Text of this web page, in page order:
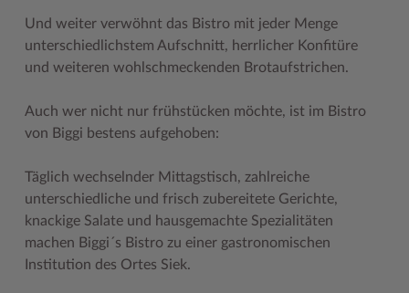
Zuständigkeitsfinder SH ↗
Stormarninfo
Termine
Ukrainehilfe
Woche der Seelischen Gesundheit
#MeinStormarn
Karrieretag
Wappen und Geschichte
Wappenrolle
Was ist ein Kreis?
Zahlen, Daten, Fakten
Vereine und Gruppen
Wälder und Moore
Und weiter verwöhnt das Bistro mit jeder Menge
unterschiedlichstem Aufschnitt, herrlicher Konfitüre
und weiteren wohlschmeckenden Brotaufstrichen.
Auch wer nicht nur frühstücken möchte, ist im Bistro
von Biggi bestens aufgehoben:
Täglich wechselnder Mittagstisch, zahlreiche
unterschiedliche und frisch zubereitete Gerichte,
knackige Salate und hausgemachte Spezialitäten
machen Biggi´s Bistro zu einer gastronomischen
Institution des Ortes Siek.